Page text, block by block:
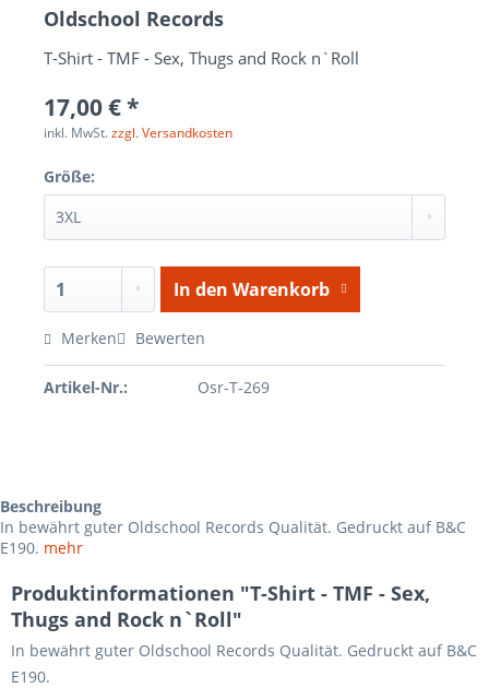
Oldschool Records
T-Shirt - TMF - Sex, Thugs and Rock n`Roll
17,00 € *
inkl. MwSt.zzgl. Versandkosten
Größe:
In den Warenkorb
Merken Bewerten
Artikel-Nr.: Osr-T-269
Beschreibung
In bewährt guter Oldschool Records Qualität. Gedruckt auf B&C
E190. mehr
Produktinformationen "T-Shirt - TMF - Sex,
Thugs and Rock n`Roll"
In bewährt guter Oldschool Records Qualität. Gedruckt auf B&C
E190.